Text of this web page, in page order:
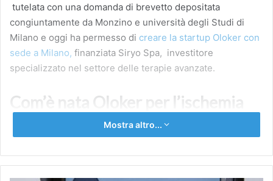
tutelata con una domanda di brevetto depositata
congiuntamente da Monzino e università degli Studi di
Milano e oggi ha permesso di creare la startup Oloker con
sede a Milano, finanziata Siryo Spa, investitore
specializzato nel settore delle terapie avanzate.
Com’è nata Oloker per l’ischemia
abbiamo battezzato CD90 negative” spiega Giulio Pompilio
Mostra altro...